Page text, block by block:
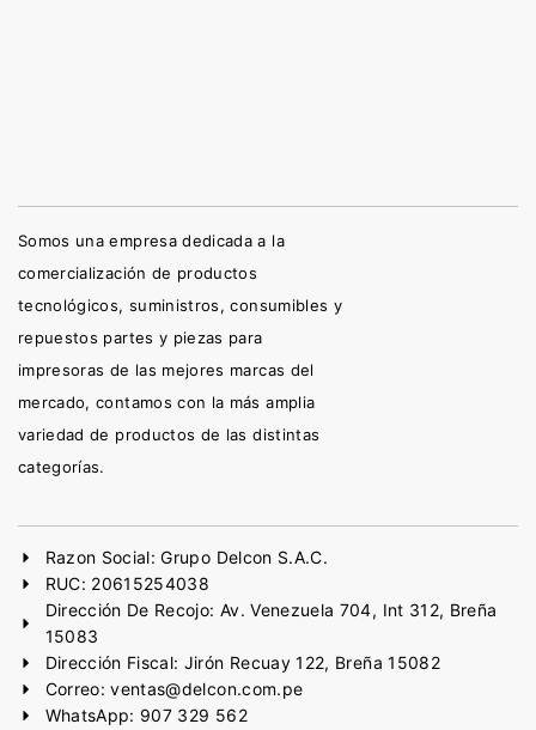
Somos una empresa dedicada a la
comercialización de productos
tecnológicos, suministros, consumibles y
repuestos partes y piezas para
impresoras de las mejores marcas del
mercado, contamos con la más amplia
variedad de productos de las distintas
categorías.
Razon Social: Grupo Delcon S.A.C.
RUC: 20615254038
Dirección De Recojo: Av. Venezuela 704, Int 312, Breña
15083
Dirección Fiscal: Jirón Recuay 122, Breña 15082
Correo: ventas@delcon.com.pe
WhatsApp: 907 329 562